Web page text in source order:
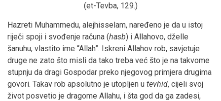
(et-Tevba, 129.)
Hazreti Muhammedu, alejhisselam, naređeno je da u istoj
riječi spoji i svođenje računa (hasb) i Allahovo, dželle
šanuhu, vlastito ime “Allah”. Iskreni Allahov rob, savjetuje
druge ne zato što misli da tako treba već što je na takvome
stupnju da dragi Gospodar preko njegovog primjera drugima
govori. Takav rob apsolutno je utopljen u tevhid, cijeli svoj
život posvetio je dragome Allahu, i šta god da ga zadesi,